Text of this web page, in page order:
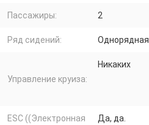
Пассажиры: 2
Ряд сидений: Однорядная
Управление круиза:
Никаких
ESC ((Электронная
Да, да.